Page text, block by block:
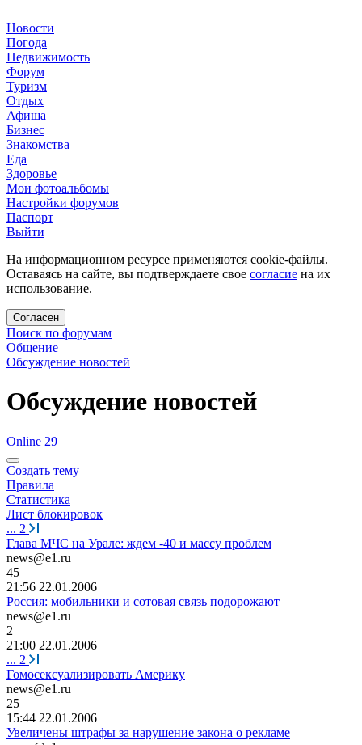
Новости
Погода
Недвижимость
Форум
Туризм
Отдых
Афиша
Бизнес
Знакомства
Еда
Здоровье
Мои фотоальбомы
Настройки форумов
Паспорт
Выйти
На информационном ресурсе применяются cookie-файлы.
Оставаясь на сайте, вы подтверждаете свое согласие на их
использование.
Согласен
Поиск по форумам
Общение
Обсуждение новостей
Обсуждение новостей
Online 29
Создать тему
Правила
Статистика
Лист блокировок
... 2
Глава МЧС на Урале: ждем -40 и массу проблем
news@e1.ru
45
21:56 22.01.2006
Россия: мобильники и сотовая связь подорожают
news@e1.ru
2
21:00 22.01.2006
... 2
Гомосексуализировать Америку
news@e1.ru
25
15:44 22.01.2006
Увеличены штрафы за нарушение закона о рекламе